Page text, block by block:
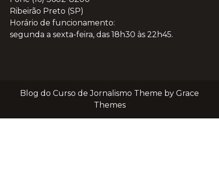
Ribeirão Preto (SP)
Horário de funcionamento:
segunda a sexta-feira, das 18h30 às 22h45.
Blog do Curso de Jornalismo Theme by Grace
Themes